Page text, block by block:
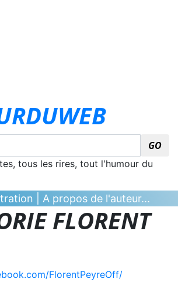
GO
tous les rires, tout l'humour du
A propos de l'auteur...
FLORENT
FlorentPeyreOff/